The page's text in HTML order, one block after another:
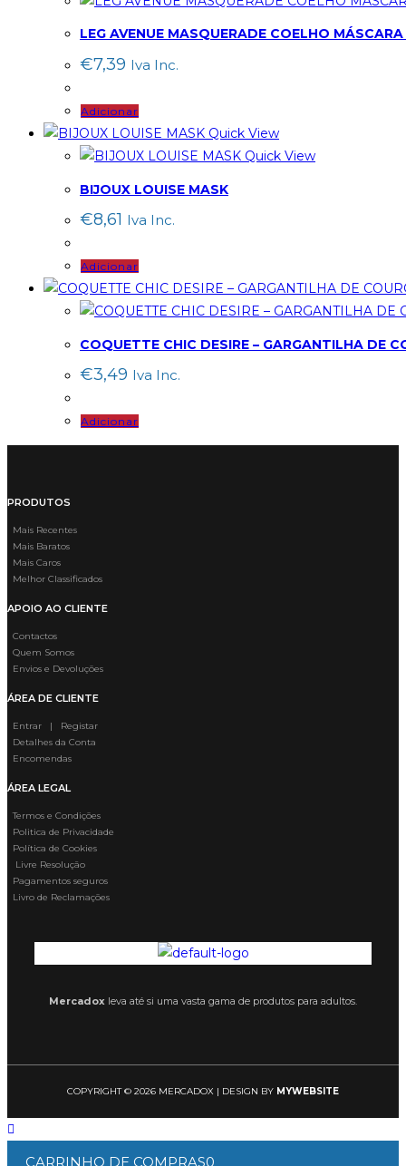
LEG AVENUE MASQUERADE COELHO
€7,39 Iva Inc.
Adicionar
Quick View
Quick View
BIJOUX LOUISE MASK
€8,61 Iva Inc.
Adicionar
COQUETTE CHIC DESIRE – GARGANTILHA DE
€3,49 Iva Inc.
Adicionar
PRODUTOS
Mais Recentes
Mais Baratos
Mais Caros
Melhor Classificados
APOIO AO CLIENTE
Contactos
Quem Somos
Envios e Devoluções
ÁREA DE CLIENTE
Entrar | Registar
Detalhes da Conta
Encomendas
ÁREA LEGAL
Termos e Condições
Politica de Privacidade
Política de Cookies
Livre Resolução
Pagamentos seguros
Livro de Reclamações
Mercadox leva até si uma vasta gama de produtos para adultos.
COPYRIGHT © 2026 MERCADOX | DESIGN BY MYWEBSITE
CARRINHO DE COMPRAS0